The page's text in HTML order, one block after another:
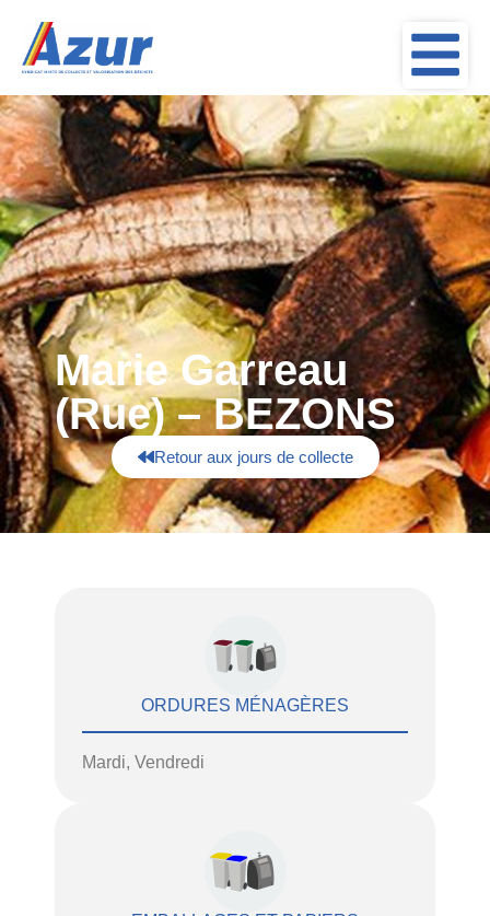
Retour aux jours de collecte
Marie Garreau
(Rue) – BEZONS
ORDURES MÉNAGÈRES
Mardi, Vendredi